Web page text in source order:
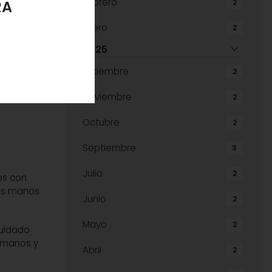
con
manos
y
2
Enero 2
2025
Diciembre 2
Noviembre 2
Octubre 2
Septiembre 3
Julio 2
Junio 2
Mayo 2
Abril 2